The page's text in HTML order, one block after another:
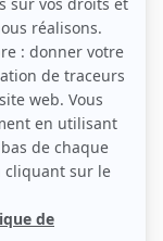
atuvu.ca.
se met à voir
Une actrice
À force de